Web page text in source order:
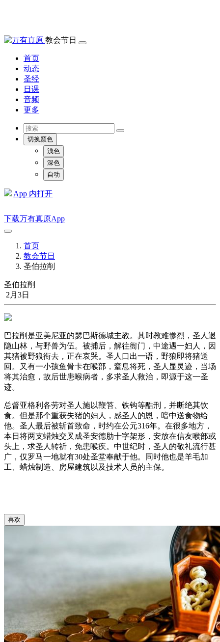
教会节日
首页
动态
圣经
日课
音频
更多
切换颜色
浅色
深色
自动
App 内打开
下载万有真原App
首页
教会节日
圣伯拉削
圣伯拉削
2月3日
巴拉削是亚美尼亚的瑟巴斯德城主教。其时教难惨烈，圣人退
隐山林，与野兽为伍。被捕后，解往衙门，中途遇一妇人，因
其猪被野狼衔去，正在哀哭。圣人口出一语，野狼即将猪送
回。又有一小孩鱼骨卡在喉部，窒息将死，圣人显灵迹，当场
将其治愈，故后世患喉病者，多求圣人救治，即源于这一圣
迹。
总督亚格利各劳对圣人施以鞭笞、铁钩等酷刑，并断绝其饮
食。但是那个重获失猪的妇人，感圣人的恩，暗中送食物给
他。圣人最后被斩首致命，时约在公元316年。在很多地方，
本日将两支蜡烛交叉成圣安德肋十字架形，安放在信友喉部或
头上，求圣人转祈，免患喉疾。中世纪时，圣人的敬礼流行甚
广，仅罗马一地就有30处圣堂奉献于他。同时他也是羊毛加
工、蜡烛制造、房屋建筑以及技术人员的主保。
喜欢